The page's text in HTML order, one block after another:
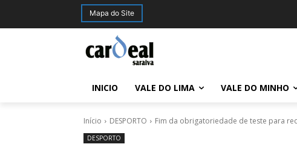
Mapa do Site
INICIO VALE DO LIMA VALE DO MINHO
Início DESPORTO Fim da obrigatoriedade de teste para
DESPORTO